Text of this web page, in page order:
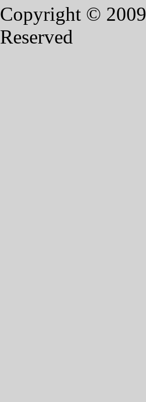
Copyright © 2009
Reserved